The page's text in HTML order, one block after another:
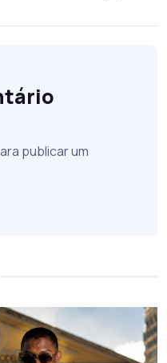
publicar um